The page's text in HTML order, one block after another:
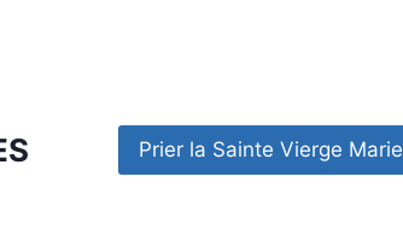
Prier la Sainte Vierge Marie